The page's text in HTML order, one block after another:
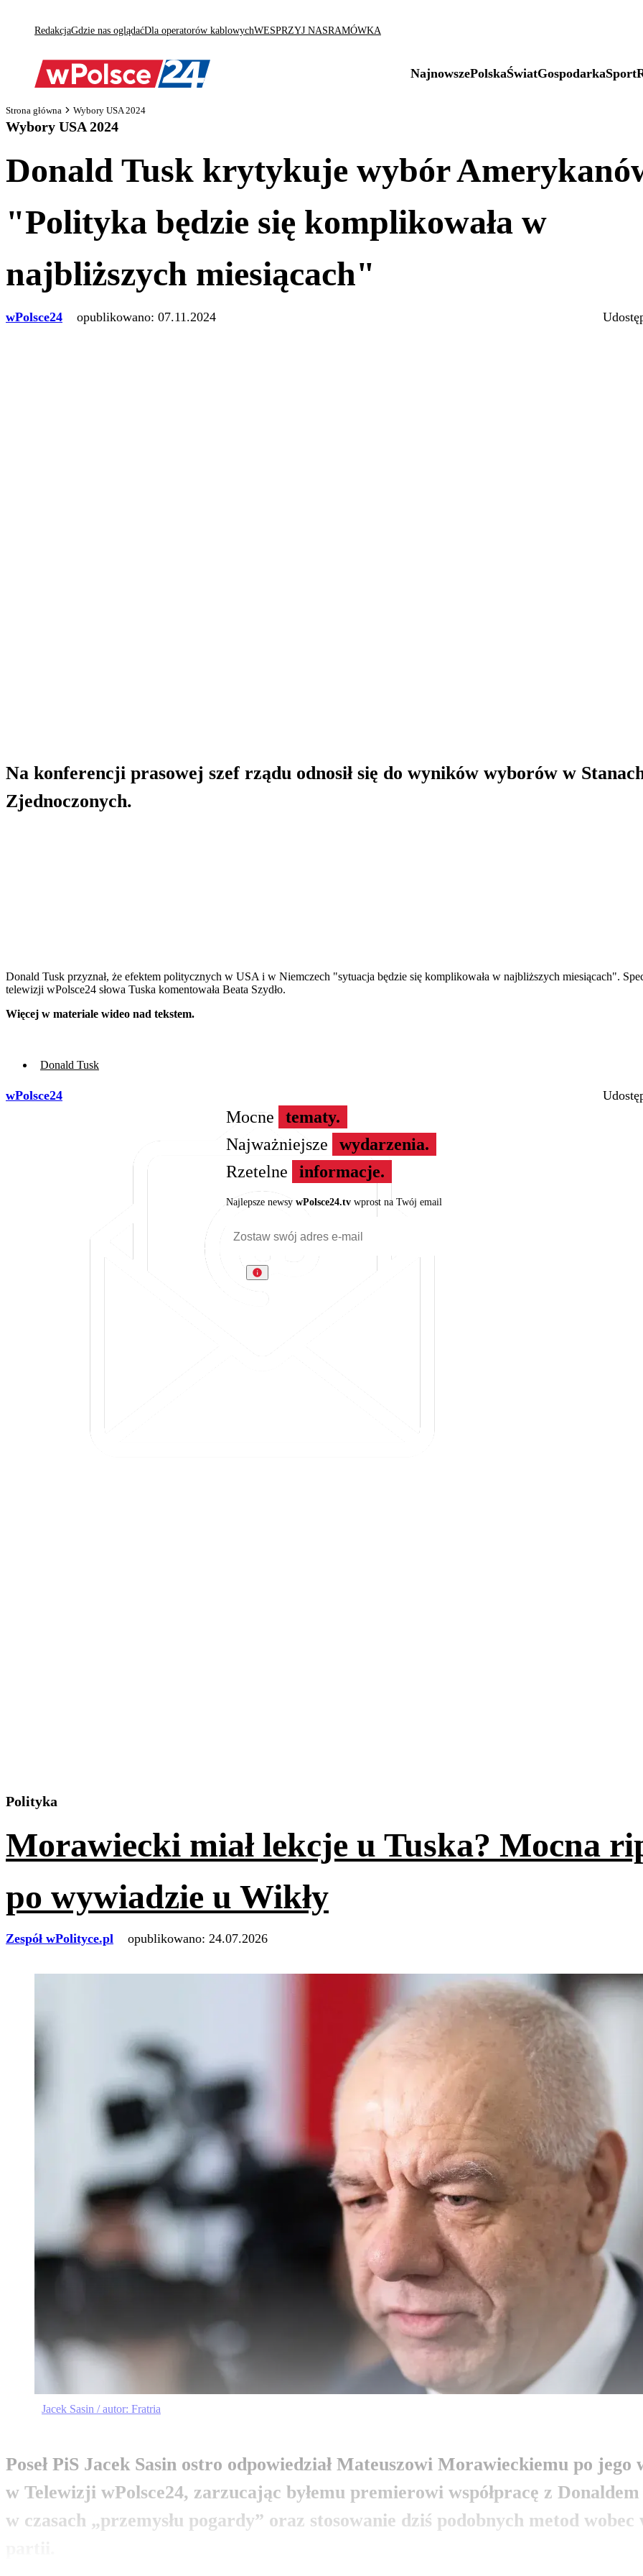
RedakcjaGdzie nas oglądaćDla operatorów kablowychWESPRZYJ NASRAMÓWKA
NajnowszePolskaŚwiatGospodarkaSport
Strona główna Wybory USA 2024
Wybory USA 2024
Donald Tusk krytykuje wybór
"Polityka będzie się komplikowała w
najbliższych miesiącach"
wPolsce24 opublikowano: 07.11.2024
Na konferencji prasowej szef rządu odnosił się do wyników wyborów w
Zjednoczonych.
Donald Tusk przyznał, że efektem politycznych w USA i w Niemczech "sytuacja będzie się komplikowała w najbliższych miesiącach".
telewizji wPolsce24 słowa Tuska komentowała Beata Szydło.
Więcej w materiale wideo nad tekstem.
Donald Tusk
wPolsce24
Mocne
tematy.
Najważniejsze
wydarzenia.
Rzetelne
informacje.
Najlepsze newsy wPolsce24.tvwprost na Twój email
Polityka
Morawiecki miał lekcje u Tuska? Mocna
po wywiadzie u Wikły
Zespół wPolityce.pl opublikowano: 24.07.2026
Jacek Sasin / autor: Fratria
Poseł PiS Jacek Sasin ostro odpowiedział Mateuszowi Morawieckiemu po jego
w Telewizji wPolsce24, zarzucając byłemu premierowi współpracę z
w czasach „przemysłu pogardy” oraz stosowanie dziś podobnych metod wobec